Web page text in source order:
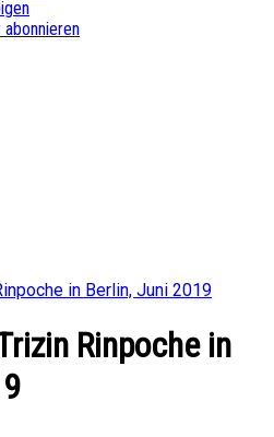
in Berlin, Juni 2019
Rinpoche in